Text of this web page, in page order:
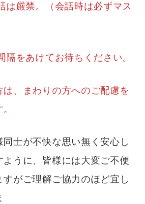
は厳禁。（会話時は必ずマス
をあけてお待ちください。
、まわりの方へのご配慮を
同士が不快な思い無く安心し
ように、皆様には大変ご不便
すがご理解ご協力のほど宜し